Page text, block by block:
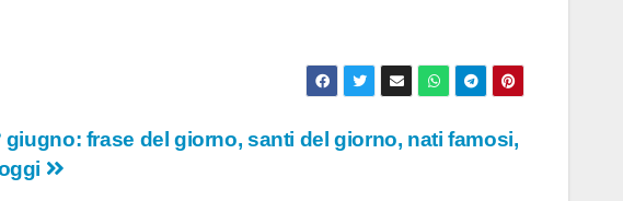
giugno: frase del giorno, santi del giorno, nati famosi,